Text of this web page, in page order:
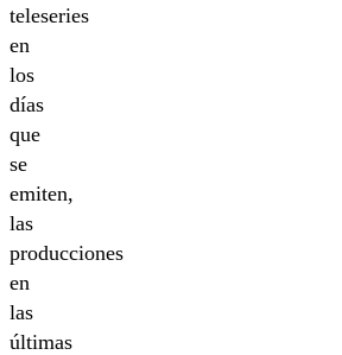
teleseries
en
los
días
que
se
emiten,
las
producciones
en
las
últimas